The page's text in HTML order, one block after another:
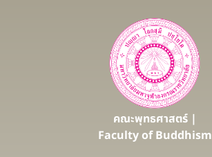
คณะพุทธศาสตร์ |
Faculty of Buddhism